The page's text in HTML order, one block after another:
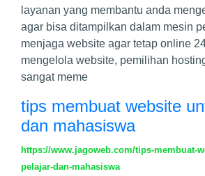
layanan yang membantu anda
agar bisa ditampilkan dalam mesin
menjaga website agar tetap online
mengelola website, pemilihan
sangat meme
tips membuat website
dan mahasiswa
https://www.jagoweb.com/tips-membuat-
pelajar-dan-mahasiswa